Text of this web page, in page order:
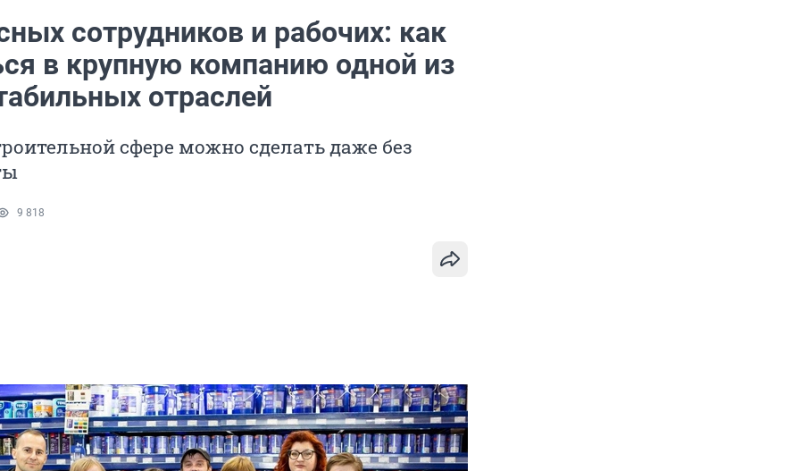
сотрудников и рабочих: как
в крупную компанию одной из
отраслей
сфере можно сделать даже без
9 818